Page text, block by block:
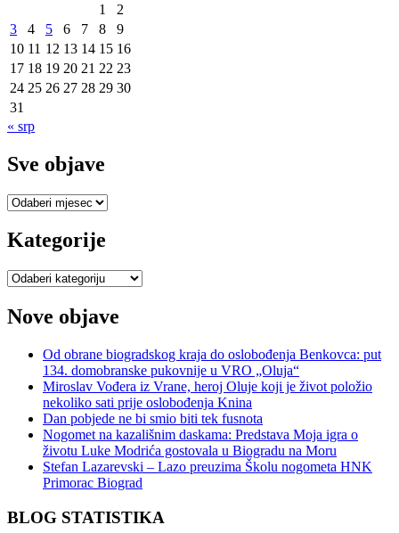
1
2
3
4 5 6 7 8
9
10 11 12 13 14 15 16
17 18 19 20 21 22 23
24 25 26 27 28 29 30
31
« srp
Sve objave
Sve
Kategorije
Kategorije
Nove objave
Od obrane biogradskog kraja do oslobođenja Benkovca: put
134. domobranske pukovnije u VRO „Oluja“
Miroslav Vođera iz Vrane, heroj Oluje koji je život položio
nekoliko sati prije oslobođenja Knina
Dan pobjede ne bi smio biti tek fusnota
Nogomet na kazališnim daskama: Predstava Moja igra o
životu Luke Modrića gostovala u Biogradu na Moru
Stefan Lazarevski – Lazo preuzima Školu nogometa HNK
Primorac Biograd
BLOG STATISTIKA